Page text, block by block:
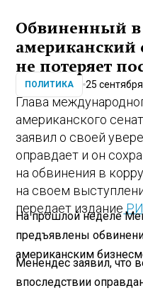
Обвиненный в
американский
не потеряет
ПОЛИТИКА 25
Глава
американского
заявил о своей
оправдает и он
на обвинения в
на своем
передает издание
На прошлой неделе
предъявлены
американским
Менендес заявил, что
впоследствии